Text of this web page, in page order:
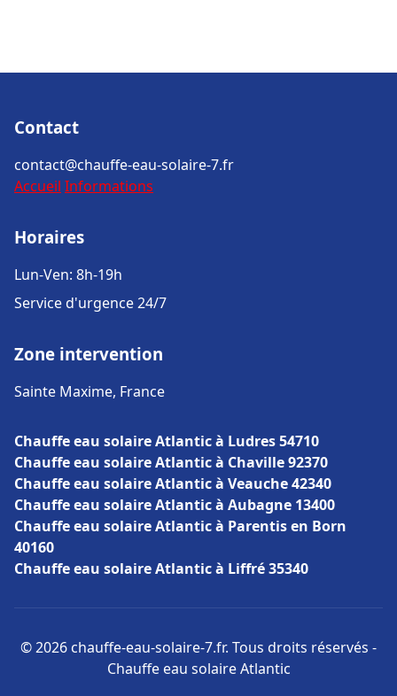
Contact
contact@chauffe-eau-solaire-7.fr
Accueil Informations
Horaires
Lun-Ven: 8h-19h
Service d'urgence 24/7
Zone intervention
Sainte Maxime, France
Chauffe eau solaire Atlantic à Ludres 54710
Chauffe eau solaire Atlantic à Chaville 92370
Chauffe eau solaire Atlantic à Veauche 42340
Chauffe eau solaire Atlantic à Aubagne 13400
Chauffe eau solaire Atlantic à Parentis en Born
40160
Chauffe eau solaire Atlantic à Liffré 35340
© 2026 chauffe-eau-solaire-7.fr. Tous droits réservés -
Chauffe eau solaire Atlantic